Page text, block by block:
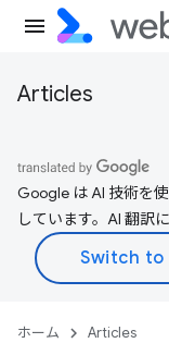
Articles
Google は AI 技術を
しています。AI 翻訳
ホーム Articles